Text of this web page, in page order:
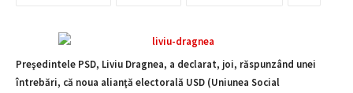
Preşedintele PSD, Liviu Dragnea, a declarat, joi, răspunzând unei
întrebări, că noua alianţă electorală USD (Uniunea Social